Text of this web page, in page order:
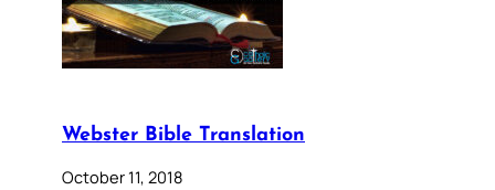
Webster Bible Translation
October 11, 2018